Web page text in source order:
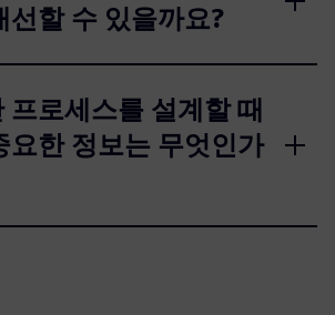
선할 수 있을까요?
프로세스를 설계할 때
요한 정보는 무엇인가